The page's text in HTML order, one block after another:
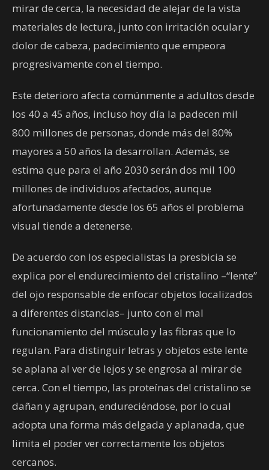
mirar de cerca, la necesidad de alejar de la vista
materiales de lectura, junto con irritación ocular y
dolor de cabeza, padecimiento que empeora
progresivamente con el tiempo.
Este deterioro afecta comúnmente a adultos desde
los 40 a 45 años, incluso hoy día la padecen mil
800 millones de personas, donde más del 80%
mayores a 50 años la desarrollan. Además, se
estima que para el año 2030 serán dos mil 100
millones de individuos afectados, aunque
afortunadamente desde los 65 años el problema
visual tiende a detenerse.
De acuerdo con los especialistas la presbicia se
explica por el endurecimiento del cristalino –“lente”
del ojo responsable de enfocar objetos localizados
a diferentes distancias– junto con el mal
funcionamiento del músculo y las fibras que lo
regulan. Para distinguir letras y objetos este lente
se aplana al ver de lejos y se engrosa al mirar de
cerca. Con el tiempo, las proteínas del cristalino se
dañan y agrupan, endureciéndose, por lo cual
adopta una forma más delgada y aplanada, que
limita el poder ver correctamente los objetos
cercanos.